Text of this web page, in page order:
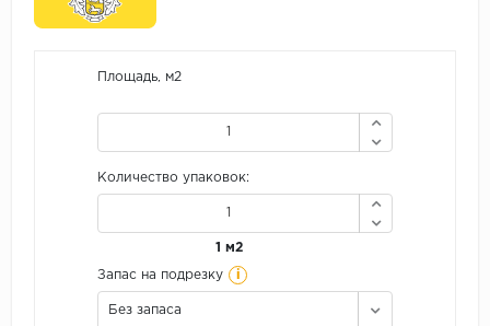
Площадь, м2
Количество упаковок:
1 м2
Запас на подрезку i
Без запаса